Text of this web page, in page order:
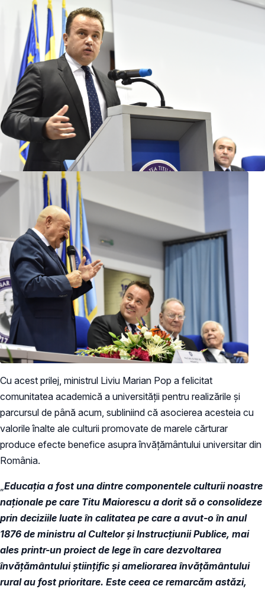
Cu acest prilej, ministrul Liviu Marian Pop a felicitat
comunitatea academică a universității pentru realizările și
parcursul de până acum, subliniind că asocierea acesteia cu
valorile înalte ale culturii promovate de marele cărturar
produce efecte benefice asupra învățământului universitar din
România.
Educația a fost una dintre componentele culturii noastre
naționale pe care Titu Maiorescu a dorit să o consolideze
prin deciziile luate în calitatea pe care a avut-o în anul
1876 de ministru al Cultelor și Instrucțiunii Publice, mai
ales printr-un proiect de lege în care dezvoltarea
învățământului științific și ameliorarea învățământului
rural au fost prioritare. Este ceea ce remarcăm astăzi,